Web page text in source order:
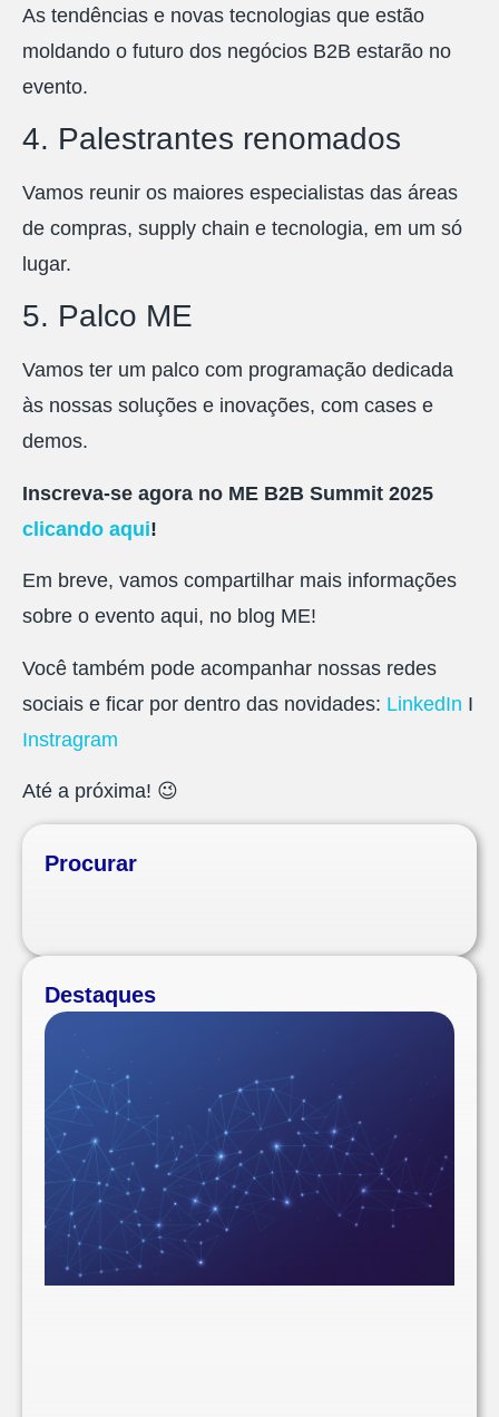
As tendências e novas tecnologias que estão
moldando o futuro dos negócios B2B estarão no
evento.
4. Palestrantes renomados
Vamos reunir os maiores especialistas das áreas
de compras, supply chain e tecnologia, em um só
lugar.
5. Palco ME
Vamos ter um palco com programação dedicada
às nossas soluções e inovações, com cases e
demos.
Inscreva-se agora no ME B2B Summit 2025
clicando aqui!
Em breve, vamos compartilhar mais informações
sobre o evento aqui, no blog ME!
Você também pode acompanhar nossas redes
sociais e ficar por dentro das novidades: LinkedIn I
Instragram
Até a próxima! 😉
Procurar
Destaques